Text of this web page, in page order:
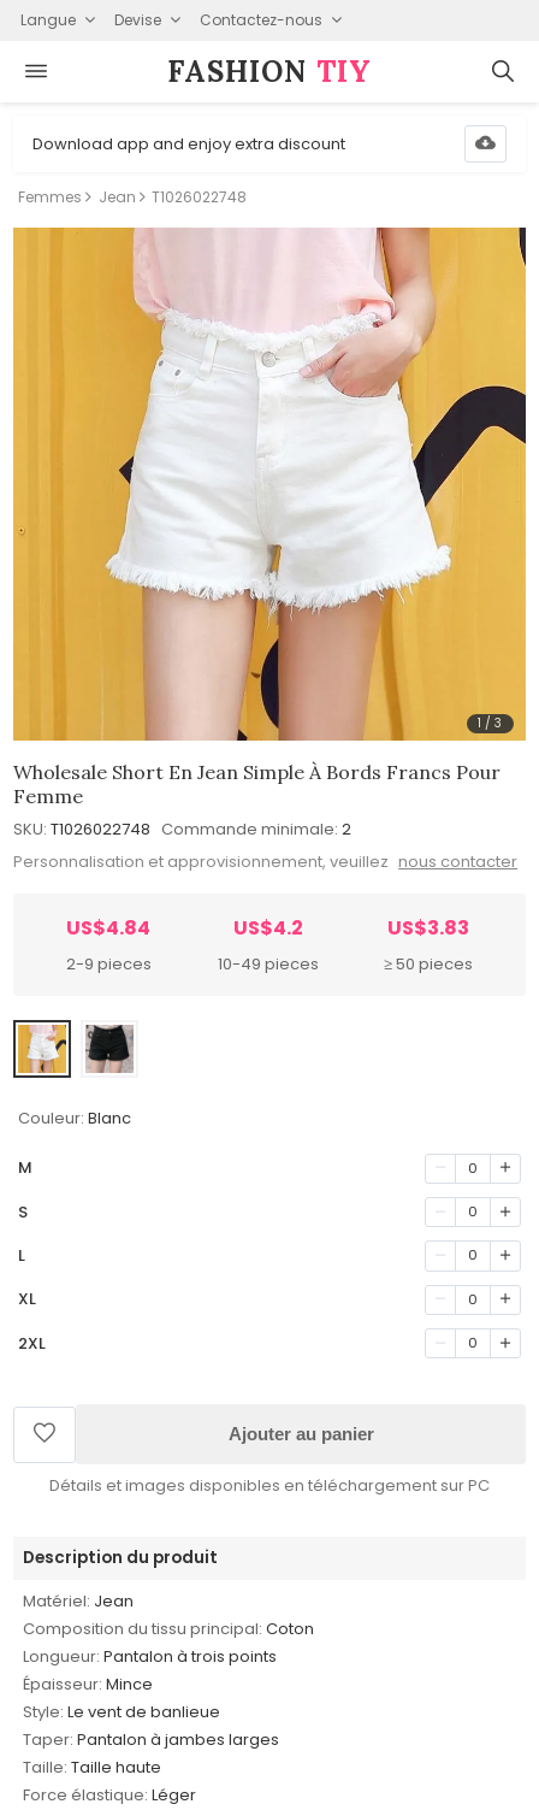
Langue Devise Contactez-nous
FASHION⁠ TIY
Download app and enjoy extra discount
Femmes Jean T1026022748
1 /3
Wholesale Short En Jean Simple À Bords Francs Pour
Femme
SKU: T1026022748 Commande minimale: 2
Personnalisation et approvisionnement, veuillez nous contacter
US$4.84
2-9 pieces
US$4.2
10-49 pieces
US$3.83
≥ 50 pieces
Couleur: Blanc
M 0
S 0
L 0
XL 0
2XL 0
Ajouter au panier
Détails et images disponibles en téléchargement sur PC
Description du produit
Matériel: Jean
Composition du tissu principal: Coton
Longueur: Pantalon à trois points
Épaisseur: Mince
Style: Le vent de banlieue
Taper: Pantalon à jambes larges
Taille: Taille haute
Force élastique: Léger